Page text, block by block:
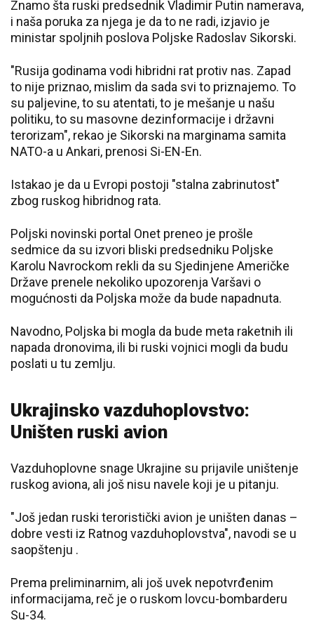
Znamo šta ruski predsednik Vladimir Putin namerava,
i naša poruka za njega je da to ne radi, izjavio je
ministar spoljnih poslova Poljske Radoslav Sikorski.
"Rusija godinama vodi hibridni rat protiv nas. Zapad
to nije priznao, mislim da sada svi to priznajemo. To
su paljevine, to su atentati, to je mešanje u našu
politiku, to su masovne dezinformacije i državni
terorizam", rekao je Sikorski na marginama samita
NATO-a u Ankari, prenosi Si-EN-En.
Istakao je da u Evropi postoji "stalna zabrinutost"
zbog ruskog hibridnog rata.
Poljski novinski portal Onet preneo je prošle
sedmice da su izvori bliski predsedniku Poljske
Karolu Navrockom rekli da su Sjedinjene Američke
Države prenele nekoliko upozorenja Varšavi o
mogućnosti da Poljska može da bude napadnuta.
Navodno, Poljska bi mogla da bude meta raketnih ili
napada dronovima, ili bi ruski vojnici mogli da budu
poslati u tu zemlju.
Ukrajinsko vazduhoplovstvo:
Uništen ruski avion
Vazduhoplovne snage Ukrajine su prijavile uništenje
ruskog aviona, ali još nisu navele koji je u pitanju.
"Još jedan ruski teroristički avion je uništen danas –
dobre vesti iz Ratnog vazduhoplovstva", navodi se u
saopštenju .
Prema preliminarnim, ali još uvek nepotvrđenim
informacijama, reč je o ruskom lovcu-bombarderu
Su-34.